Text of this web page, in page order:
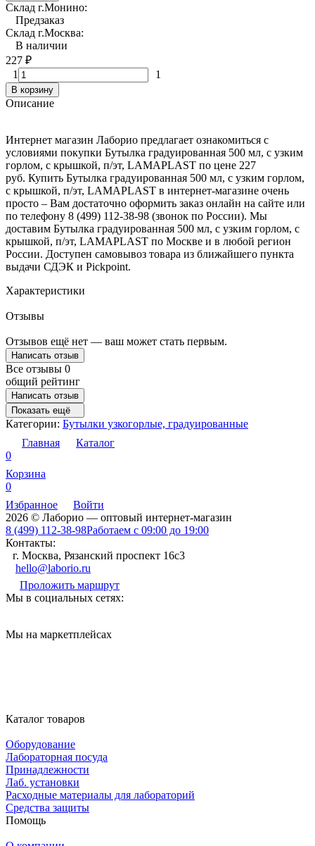
Склад г.Монино:
Предзаказ
Склад г.Москва:
В наличии
227 ₽
1
1
В корзину
Описание
Интернет магазин Лаборио предлагает ознакомиться с
условиями покупки Бутылка градуированная 500 мл, с узким
горлом, с крышкой, п/эт, LAMAPLAST по цене 227
руб. Купить Бутылка градуированная 500 мл, с узким горлом,
с крышкой, п/эт, LAMAPLAST в интернет-магазине очень
просто – Вам достаточно оформить заказ онлайн на сайте или
по телефону 8 (499) 112-38-98 (звонок по России). Мы
доставим Бутылка градуированная 500 мл, с узким горлом, с
крышкой, п/эт, LAMAPLAST по Москве и в любой регион
России. Доступен самовывоз товара из ближайшего пункта
выдачи СДЭК и Pickpoint.
Характеристики
Отзывы
Отзывов ещё нет — ваш может стать первым.
Написать отзыв
Все отзывы 0
общий рейтинг
Написать отзыв
Показать ещё
Категории: Бутылки узкогорлые, градуированные
Главная
Каталог
0
Корзина
0
Избранное
Войти
2026 © Лаборио — оптовый интернет-магазин
8 (499) 112-38-98Работаем с 09:00 до 19:00
Контакты:
г. Москва, Рязанский проспект 16с3
hello@laborio.ru
Проложить маршрут
Мы в социальных сетях:
Мы на маркетплейсах
Каталог товаров
Оборудование
Лабораторная посуда
Принадлежности
Лаб. установки
Расходные материалы для лабораторий
Средства защиты
Помощь